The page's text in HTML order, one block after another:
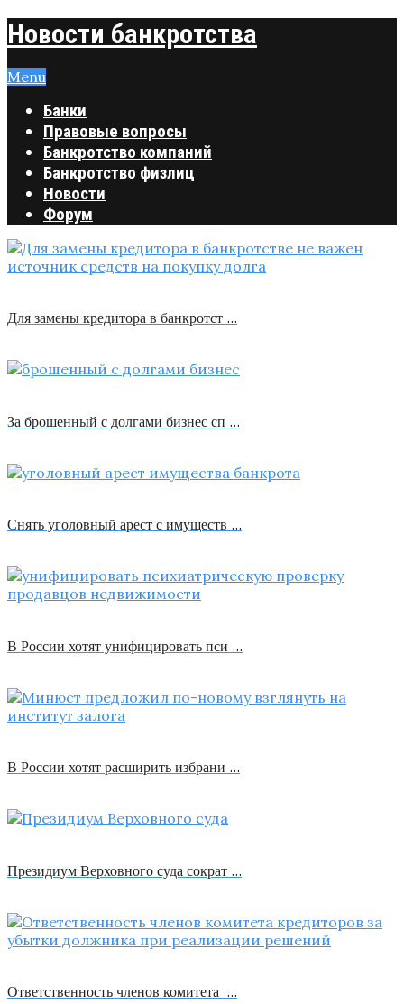
Новости банкротства
Menu
Банки
Правовые вопросы
Банкротство компаний
Банкротство физлиц
Новости
Форум
Для замены кредитора в банкротст …
За брошенный с долгами бизнес сп …
Снять уголовный арест с имуществ …
В России хотят унифицировать пси …
В России хотят расширить избрани …
Президиум Верховного суда сократ …
Ответственность членов комитета …